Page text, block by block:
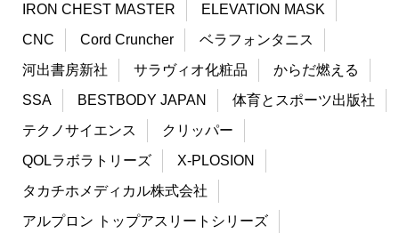
IRON CHEST MASTER
ELEVATION MASK
CNC
Cord Cruncher
ベラフォンタニス
河出書房新社
サラヴィオ化粧品
からだ燃える
SSA
BESTBODY JAPAN
体育とスポーツ出版社
テクノサイエンス
クリッパー
QOLラボラトリーズ
X-PLOSION
タカチホメディカル株式会社
アルプロン トップアスリートシリーズ